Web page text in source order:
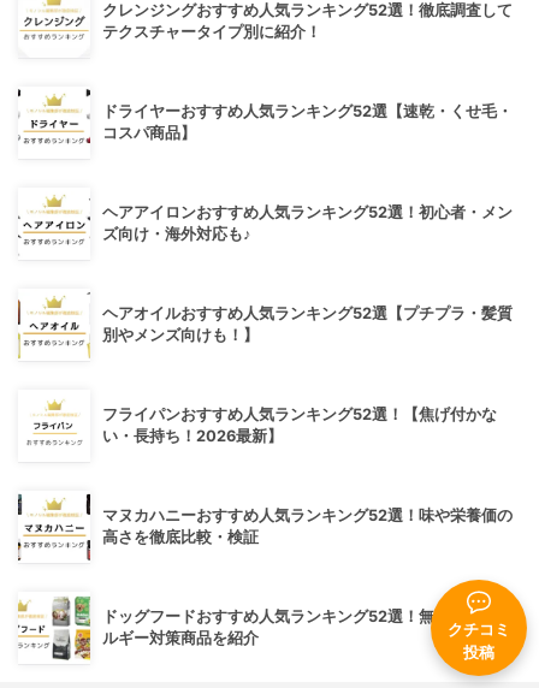
クチコミ
投稿
クレンジングおすすめ人気ランキング52選！徹底調査して
テクスチャータイプ別に紹介！
ドライヤーおすすめ人気ランキング52選【速乾・くせ毛・
コスパ商品】
ヘアアイロンおすすめ人気ランキング52選！初心者・メン
ズ向け・海外対応も♪
ヘアオイルおすすめ人気ランキング52選【プチプラ・髪質
別やメンズ向けも！】
フライパンおすすめ人気ランキング52選！【焦げ付かな
い・長持ち！2026最新】
マヌカハニーおすすめ人気ランキング52選！味や栄養価の
高さを徹底比較・検証
ドッグフードおすすめ人気ランキング52選！無添加・アレ
ルギー対策商品を紹介